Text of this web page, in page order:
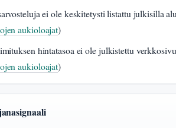
ei ole keskitetysti listattu julkisilla
aukioloajat)
hintatasoa ei ole julkistettu
aukioloajat)